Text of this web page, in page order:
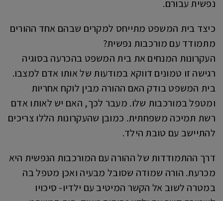
נפשית עבורם.
כיצד בית המשפט מתייחס למקרים שבהם אחד ההורים
מתמודד עם מורכבות נפשית?
העקרונות המנחים את בית המשפט בהכרעה בסוגיה
רגישה זו טמונים דווקא במודעות של אותו אדם למצבו.
בית המשפט בודק האם ההורה מבין לוקח אחריות
ומטפל במורכבות שלו. מעבר לכך, האם יש לאותו אדם
רשת תמיכה משפחתית. כמובן שהעקרונות הללו צריכים
להתיישב עם טובת הילד.
דרך ההתמודדות של ההורה עם המורכבות הנפשית היא
מכרעת. הורה שמודה שסובל מבעיה ואכן מטפל בה
במטרה לשוב אל הקשר המיטיב עם ילדיו- סיכויו